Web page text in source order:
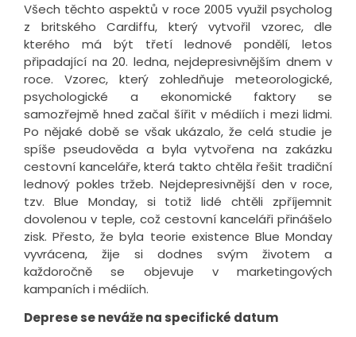
Všech těchto aspektů v roce 2005 využil psycholog
z britského Cardiffu, který vytvořil vzorec, dle
kterého má být třetí lednové pondělí, letos
připadající na 20. ledna, nejdepresivnějším dnem v
roce. Vzorec, který zohledňuje meteorologické,
psychologické a ekonomické faktory se
samozřejmě hned začal šířit v médiích i mezi lidmi.
Po nějaké době se však ukázalo, že celá studie je
spíše pseudověda a byla vytvořena na zakázku
cestovní kanceláře, která takto chtěla řešit tradiční
lednový pokles tržeb. Nejdepresivnější den v roce,
tzv. Blue Monday, si totiž lidé chtěli zpříjemnit
dovolenou v teple, což cestovní kanceláři přinášelo
zisk. Přesto, že byla teorie existence Blue Monday
vyvrácena, žije si dodnes svým životem a
každoročně se objevuje v marketingových
kampaních i médiích.
Deprese se neváže na specifické datum